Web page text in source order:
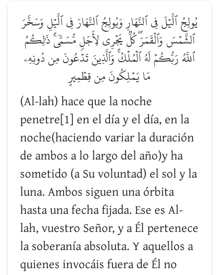
يُولِجُ ٱلَّيۡلَ فِي ٱلنَّهَارِ وَيُولِجُ ٱلنَّهَارَ فِي ٱلَّيۡلِ وَسَخَّرَ
ٱلشَّمۡسَ وَٱلۡقَمَرَۖ كُلّٞ يَجۡرِي لِأَجَلٖ مُّسَمّٗىۚ ذَٰلِكُمُ
ٱللَّهُ رَبُّكُمۡ لَهُ ٱلۡمُلۡكُۚ وَٱلَّذِينَ تَدۡعُونَ مِن دُونِهِۦ
مَا يَمۡلِكُونَ مِن قِطۡمِيرٍ
(Al-lah) hace que la noche
penetre[1] en el día y el día, en la
noche(haciendo variar la duración
de ambos a lo largo del año)y ha
sometido (a Su voluntad) el sol y la
luna. Ambos siguen una órbita
hasta una fecha fijada. Ese es Al-
lah, vuestro Señor, y a Él pertenece
la soberanía absoluta. Y aquellos a
quienes invocáis fuera de Él no